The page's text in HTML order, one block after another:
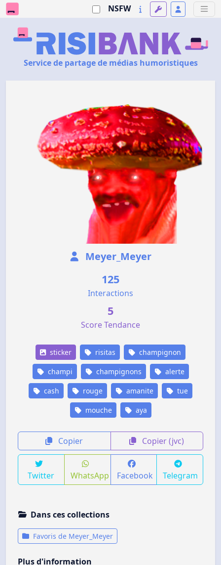
NSFW
Service de partage de médias humoristiques
Meyer_Meyer
125
Interactions
5
Score Tendance
sticker risitas champignon
champi champignons alerte
cash rouge amanite tue
mouche aya
Copier Copier (jvc)
Twitter WhatsApp Facebook Telegram
Dans ces collections
Favoris de Meyer_Meyer
Plus d'information